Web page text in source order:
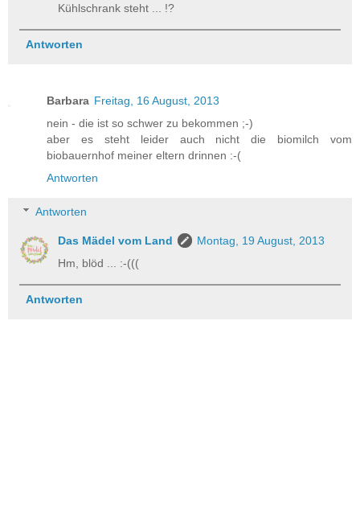
Kühlschrank steht ... !?
Antworten
Barbara Freitag, 16 August, 2013
nein - die ist so schwer zu bekommen ;-)
aber es steht leider auch nicht die biomilch vom
biobauernhof meiner eltern drinnen :-(
Antworten
Antworten
Das Mädel vom Land
Montag, 19 August, 2013
Hm, blöd ... :-(((
Antworten